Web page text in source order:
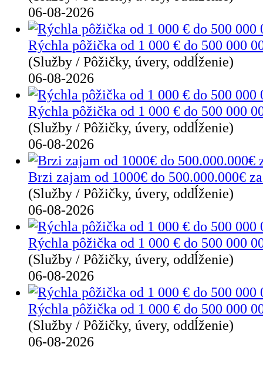
06-08-2026
Rýchla pôžička od 1 000 € do 500 000
(Služby / Pôžičky, úvery, oddĺženie)
06-08-2026
Rýchla pôžička od 1 000 € do 500 000
(Služby / Pôžičky, úvery, oddĺženie)
06-08-2026
Brzi zajam od 1000€ do 500.000.000€
(Služby / Pôžičky, úvery, oddĺženie)
06-08-2026
Rýchla pôžička od 1 000 € do 500 000
(Služby / Pôžičky, úvery, oddĺženie)
06-08-2026
Rýchla pôžička od 1 000 € do 500 000
(Služby / Pôžičky, úvery, oddĺženie)
06-08-2026